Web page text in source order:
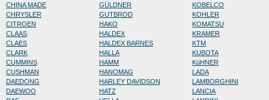
CHINA MADE
CHRYSLER
CITROEN
CLAAS
CLAES
CLARK
CUMMINS
CUSHMAN
DAEDONG
DAEWOO
GÜLDNER
GUTBROD
HAKO
HALDEX
HALDEX BARNES
HALLA
HAMM
HANOMAG
HARLEY DAVIDSON
HATZ
KOBELCO
KOHLER
KOMATSU
KRAMER
KTM
KUBOTA
KüHNER
LADA
LAMBORGHINI
LANCIA